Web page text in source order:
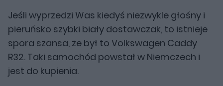
Jeśli wyprzedzi Was kiedyś niezwykle głośny i
pieruńsko szybki biały dostawczak, to istnieje
spora szansa, że był to Volkswagen Caddy
R32. Taki samochód powstał w Niemczech i
jest do kupienia.